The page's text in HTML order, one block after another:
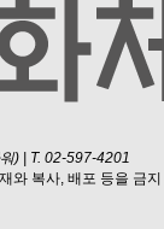
)
T. 02-597-4201
와 복사, 배포 등을 금지